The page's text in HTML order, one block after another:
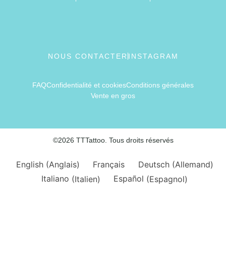
NOUS CONTACTER INSTAGRAM
FAQConfidentialité et cookiesConditions générales
Vente en gros
©2026 TTTattoo. Tous droits réservés
English(Anglais) Français Deutsch(Allemand)
Italiano (Italien) Español (Espagnol)